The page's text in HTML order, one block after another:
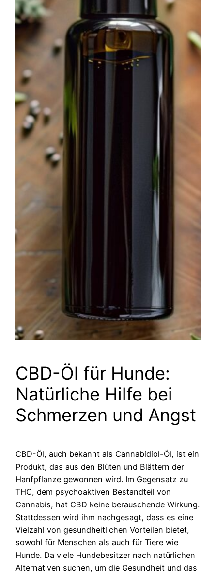
CBD-Öl für Hunde:
Natürliche Hilfe bei
Schmerzen und Angst
CBD-Öl, auch bekannt als Cannabidiol-Öl, ist ein
Produkt, das aus den Blüten und Blättern der
Hanfpflanze gewonnen wird. Im Gegensatz zu
THC, dem psychoaktiven Bestandteil von
Cannabis, hat CBD keine berauschende Wirkung.
Stattdessen wird ihm nachgesagt, dass es eine
Vielzahl von gesundheitlichen Vorteilen bietet,
sowohl für Menschen als auch für Tiere wie
Hunde. Da viele Hundebesitzer nach natürlichen
Alternativen suchen, um die Gesundheit und das